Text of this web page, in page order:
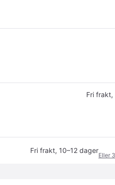
Fri frakt,
Fri frakt, 10–12 dager
Eller